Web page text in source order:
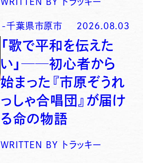
-千葉県市原市 2026.08.03
「歌で平和を伝えた
い」──初心者から
始まった『市原ぞうれ
っしゃ合唱団』が届け
る命の物語
WRITTEN BY トラッキー